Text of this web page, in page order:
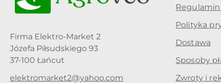
Firma Elektro-Market 2
Józefa Piłsudskiego 93
37-100 Łańcut
elektromarket2@yahoo.com
Polityka
Dostawa
Sposoby
Zwroty i